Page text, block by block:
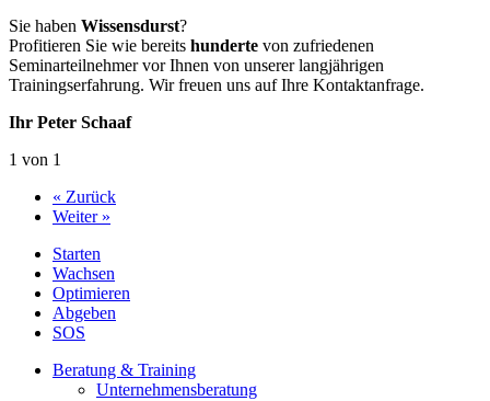
Sie haben Wissensdurst?
Profitieren Sie wie bereits hunderte von zufriedenen
Seminarteilnehmer vor Ihnen von unserer langjährigen
Trainingserfahrung. Wir freuen uns auf Ihre Kontaktanfrage.
Ihr Peter Schaaf
1 von 1
« Zurück
Weiter »
Starten
Wachsen
Optimieren
Abgeben
SOS
Beratung & Training
Unternehmens­beratung